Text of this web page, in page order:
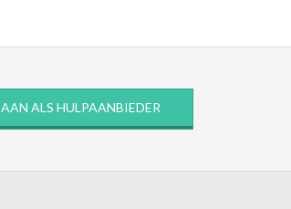
ALS HULPAANBIEDER